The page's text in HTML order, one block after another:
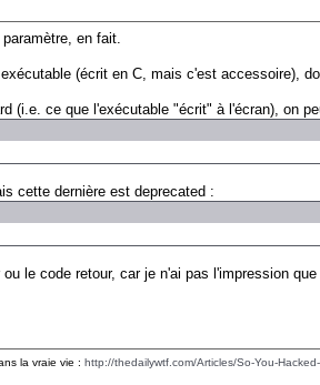
en fait.
(écrit en C, mais c'est accessoire),
(i.e. ce que l'exécutable "écrit" à l'écran), on
cette dernière est deprecated :
le code retour, car je n'ai pas l'impression
la vraie vie : http://thedailywtf.com/Articles/So-You-